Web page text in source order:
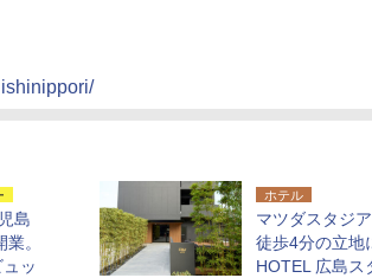
島
。
ッ
ホテル
マツダスタジ
徒歩4分の立地
HOTEL 広島ス